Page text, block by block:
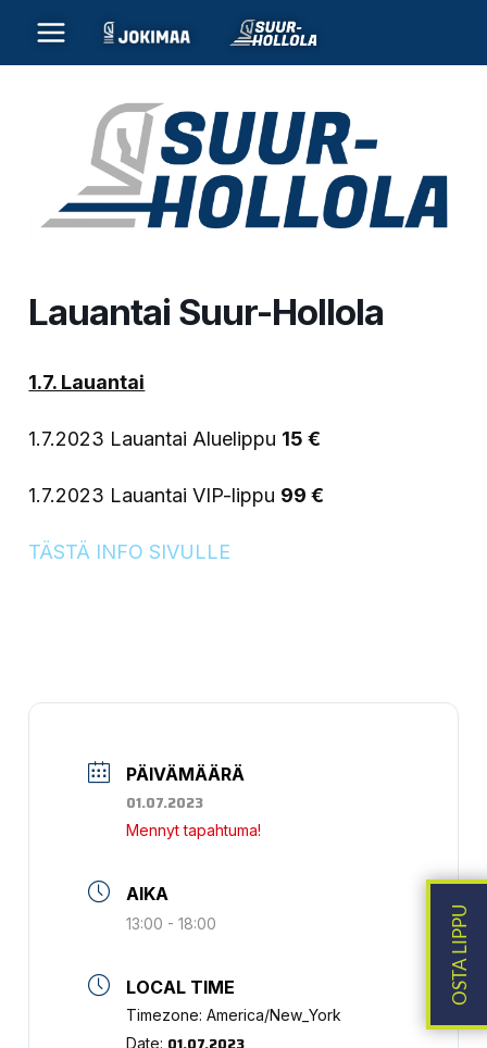
sisältöön
Lauantai Suur-Hollola
1.7. Lauantai
1.7.2023 Lauantai Aluelippu 15 €
1.7.2023 Lauantai VIP-lippu 99 €
TÄSTÄ INFO SIVULLE
PÄIVÄMÄÄRÄ
01.07.2023
Mennyt tapahtuma!
AIKA
13:00 - 18:00
LOCAL TIME
Timezone:America/New_York
Date: